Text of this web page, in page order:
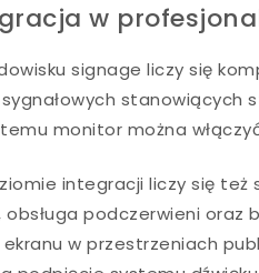
w
signage liczy się
stanowiących
temu monitor można
integracji liczy się
obsługa podczerwieni
w przestrzeniach